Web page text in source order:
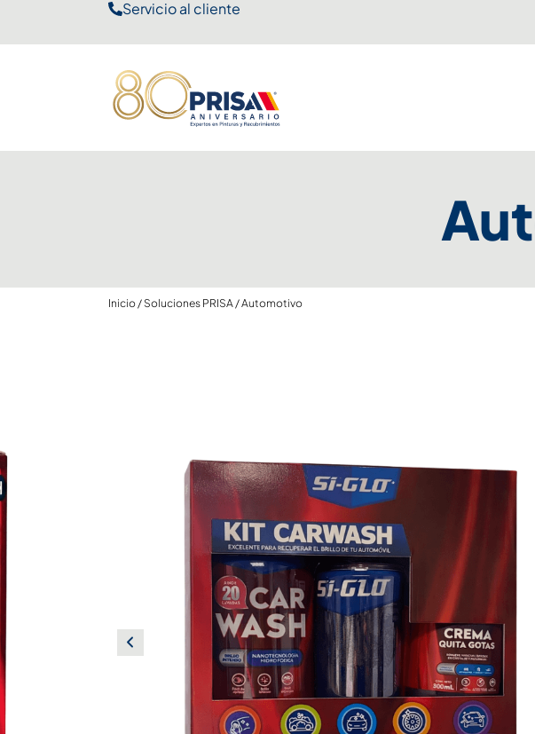
Servicio al cliente
Inicio/ Soluciones PRISA/Automotivo